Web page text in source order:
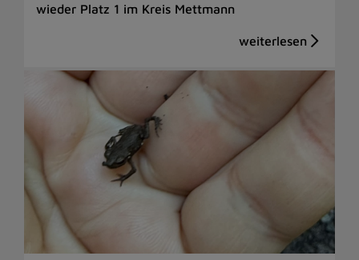
wieder Platz 1 im Kreis Mettmann